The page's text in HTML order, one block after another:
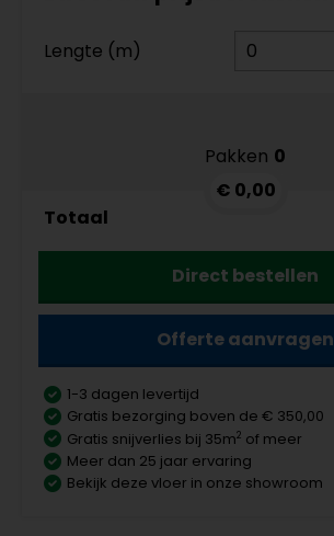
Lengte (m)
Pakken 0
€ 0,00
Totaal
Direct bestellen
Offerte aanvragen
1-3 dagen levertijd
Gratis bezorging boven de € 350,00
Gratis snijverlies bij 35m2 of meer
Meer dan 25 jaar ervaring
Bekijk deze vloer in onze showroom